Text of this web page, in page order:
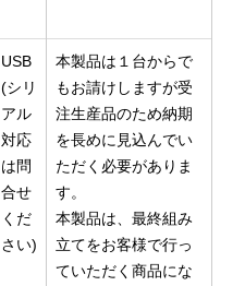
USB
(シリ
アル
対応
は問
合せ
くだ
さい)
本製品は１台からで
もお請けしますが受
注生産品のため納期
を長めに見込んでい
ただく必要がありま
す。
本製品は、最終組み
立てをお客様で行っ
ていただく商品にな